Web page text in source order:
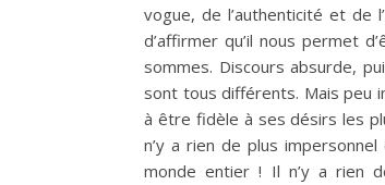
vogue, de l’authenticité et de
d’affirmer qu’il nous permet
sommes. Discours absurde,
sont tous différents. Mais peu
à être fidèle à ses désirs les
n’y a rien de plus
monde entier ! Il n’y a rien